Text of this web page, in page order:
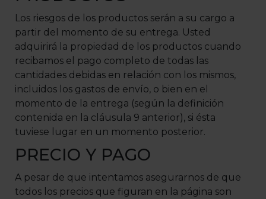
Los riesgos de los productos serán a su cargo a
partir del momento de su entrega. Usted
adquirirá la propiedad de los productos cuando
recibamos el pago completo de todas las
cantidades debidas en relación con los mismos,
incluidos los gastos de envío, o bien en el
momento de la entrega (según la definición
contenida en la cláusula 9 anterior), si ésta
tuviese lugar en un momento posterior.
PRECIO Y PAGO
A pesar de que intentamos asegurarnos de que
todos los precios que figuran en la página son